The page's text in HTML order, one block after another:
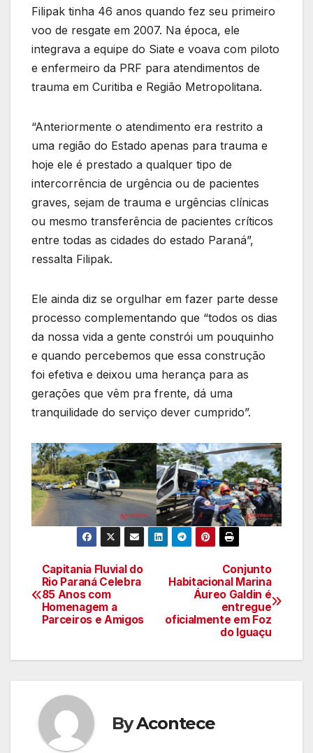
Filipak tinha 46 anos quando fez seu primeiro
voo de resgate em 2007. Na época, ele
integrava a equipe do Siate e voava com piloto
e enfermeiro da PRF para atendimentos de
trauma em Curitiba e Região Metropolitana.
“Anteriormente o atendimento era restrito a
uma região do Estado apenas para trauma e
hoje ele é prestado a qualquer tipo de
intercorrência de urgência ou de pacientes
graves, sejam de trauma e urgências clínicas
ou mesmo transferência de pacientes críticos
entre todas as cidades do estado Paraná”,
ressalta Filipak.
Ele ainda diz se orgulhar em fazer parte desse
processo complementando que “todos os dias
da nossa vida a gente constrói um pouquinho
e quando percebemos que essa construção
foi efetiva e deixou uma herança para as
gerações que vêm pra frente, dá uma
tranquilidade do serviço dever cumprido”.
Navegação
de
Conjunto
Habitacional Marina
Áureo Galdin é
entregue
oficialmente em Foz
do Iguaçu
Capitania Fluvial do
Rio Paraná Celebra
85 Anos com
Homenagem a
Parceiros e Amigos
ByAcontece